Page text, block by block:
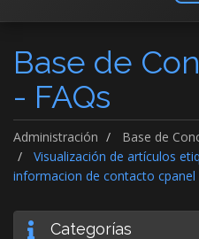
Base de
- FAQs
Administración
Base de
Visualización de artículos
informacion de contacto cpanel
Categorías